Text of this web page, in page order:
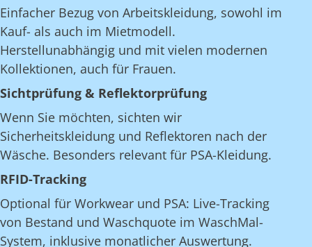
Einfacher Bezug von Arbeitskleidung, sowohl im
Kauf- als auch im Mietmodell.
Herstellunabhängig und mit vielen modernen
Kollektionen, auch für Frauen.
Sichtprüfung & Reflektorprüfung
Wenn Sie möchten, sichten wir
Sicherheitskleidung und Reflektoren nach der
Wäsche. Besonders relevant für PSA-Kleidung.
RFID-Tracking
Optional für Workwear und PSA: Live-Tracking
von Bestand und Waschquote im WaschMal-
System, inklusive monatlicher Auswertung.